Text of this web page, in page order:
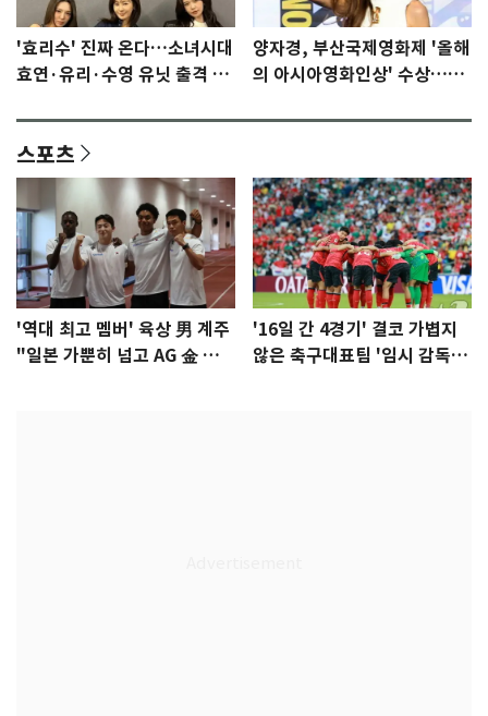
'효리수' 진짜 온다…소녀시대
효연·유리·수영 유닛 출격 [N
양자경, 부산국제영화제 '올해
의 아시아영화인상' 수상…15
스포츠
'역대 최고 멤버' 육상 男 계주
"일본 가뿐히 넘고 AG 金 따겠
'16일 간 4경기' 결코 가볍지
않은 축구대표팀 '임시 감독'